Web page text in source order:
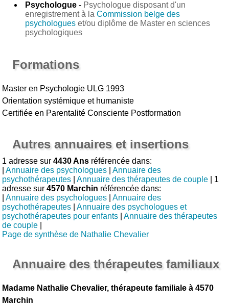
Psychologue - Psychologue disposant d'un
enregistrement à laCommission belge des
psychologues et/ou diplôme de Master en sciences
psychologiques
Formations
Master en Psychologie ULG 1993
Orientation systémique et humaniste
Certifiée en Parentalité Consciente Postformation
Autres annuaires et insertions
1 adresse sur4430 Ans référencée dans:
|Annuaire des psychologues |Annuaire des
psychothérapeutes |Annuaire des thérapeutes de couple | 1
adresse sur4570 Marchin référencée dans:
|Annuaire des psychologues |Annuaire des
psychothérapeutes |Annuaire des psychologues et
psychothérapeutes pour enfants |Annuaire des thérapeutes
de couple
Page de synthèse de Nathalie Chevalier
Annuaire des thérapeutes familiaux
Madame Nathalie Chevalier, thérapeute familiale à 4570
Marchin